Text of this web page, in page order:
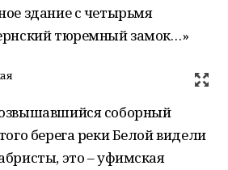
здание с четырьмя
тюремный замок…»
соборный
берега реки Белой видели
это – уфимская